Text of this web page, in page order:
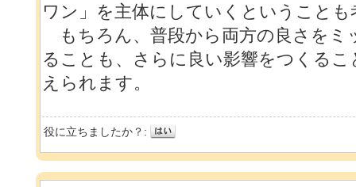
ワン」を主体にしていくということ
もちろん、普段から両方の良さをミ
ることも、さらに良い影響をつくる
えられます。
役に立ちましたか？: